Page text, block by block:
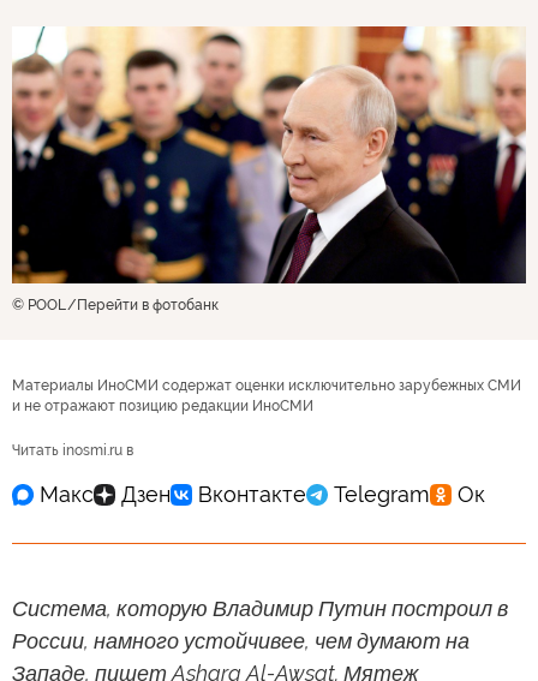
© POOL Перейти в фотобанк
Материалы ИноСМИ содержат оценки исключительно зарубежных СМИ
и не отражают позицию редакции ИноСМИ
Читать inosmi.ru в
Система, которую Владимир Путин построил в
России, намного устойчивее, чем думают на
Западе, пишет Asharq Al-Awsat. Мятеж